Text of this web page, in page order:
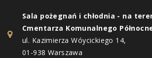
Sala pożegnań i chłodnia - na
Cmentarza Komunalnego
ul. Kazimierza Wóycickiego 14,
01-938 Warszawa